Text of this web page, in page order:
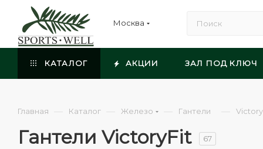
Москва
КАТАЛОГ АКЦИИ ЗАЛ ПОД КЛЮЧ
Главная — Каталог — Железо — Гантели —
Гантели VictoryFit 67